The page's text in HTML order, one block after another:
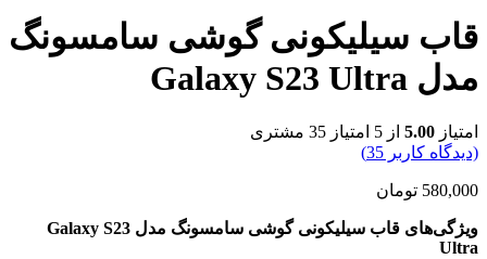
قاب سیلیکونی گوشی سامسونگ
مدل Galaxy S23 Ultra
امتیاز 5.00 از 5 امتیاز 35 مشتری
(دیدگاه کاربر 35
)
580,000 تومان
ویژگی‌های قاب سیلیکونی گوشی سامسونگ مدل Galaxy S23
Ultra